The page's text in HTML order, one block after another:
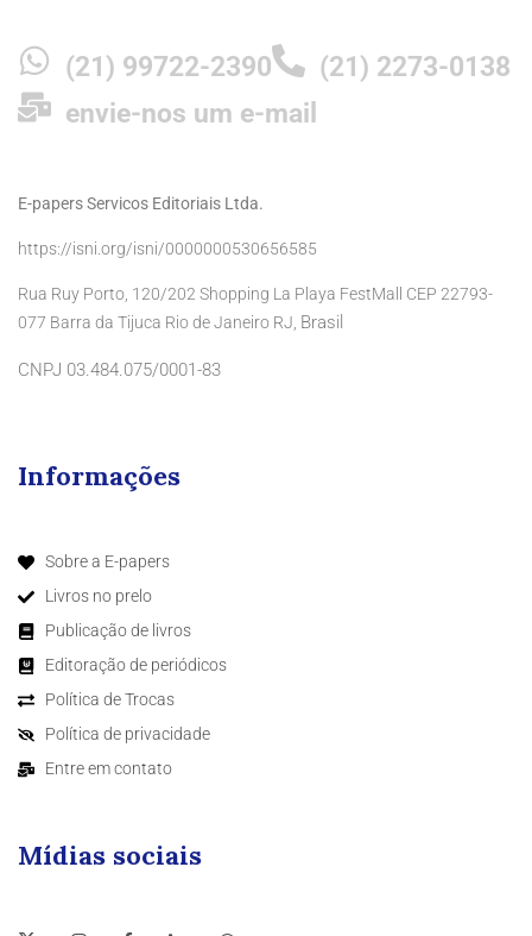
(21) 99722-2390
(21) 2273-0138
envie-nos um e-mail
E-papers Servicos Editoriais Ltda.
https://isni.org/isni/0000000530656585
Rua Ruy Porto, 120/202 Shopping La Playa FestMall CEP 22793-
077 Barra da Tijuca Rio de Janeiro RJ, Brasil
CNPJ 03.484.075/0001-83
Informações
Sobre a E-papers
Livros no prelo
Publicação de livros
Editoração de periódicos
Política de Trocas
Política de privacidade
Entre em contato
Mídias sociais